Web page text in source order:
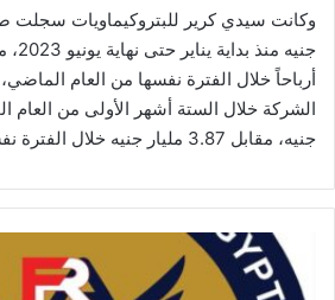
أرباحاً خلال الفترة نفسها من العام
جنيه، مقابل 3.87 مليار جنيه خلال الفترة نفسها من العام الماضي.
"الرقابة
المالية"
توافق